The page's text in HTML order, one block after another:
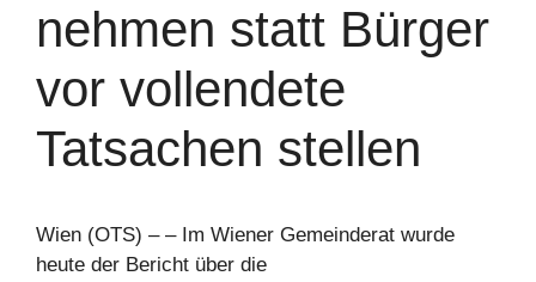
nehmen statt Bürger
vor vollendete
Tatsachen stellen
Wien (OTS) – – Im Wiener Gemeinderat wurde
heute der Bericht über die